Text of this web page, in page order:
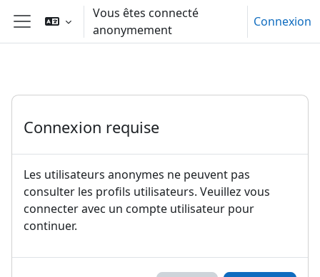
Passer au contenu principal
Panneau latéral
Vous êtes connecté
anonymement
Connexion
Connexion requise
Les utilisateurs anonymes ne peuvent pas
consulter les profils utilisateurs. Veuillez vous
connecter avec un compte utilisateur pour
continuer.